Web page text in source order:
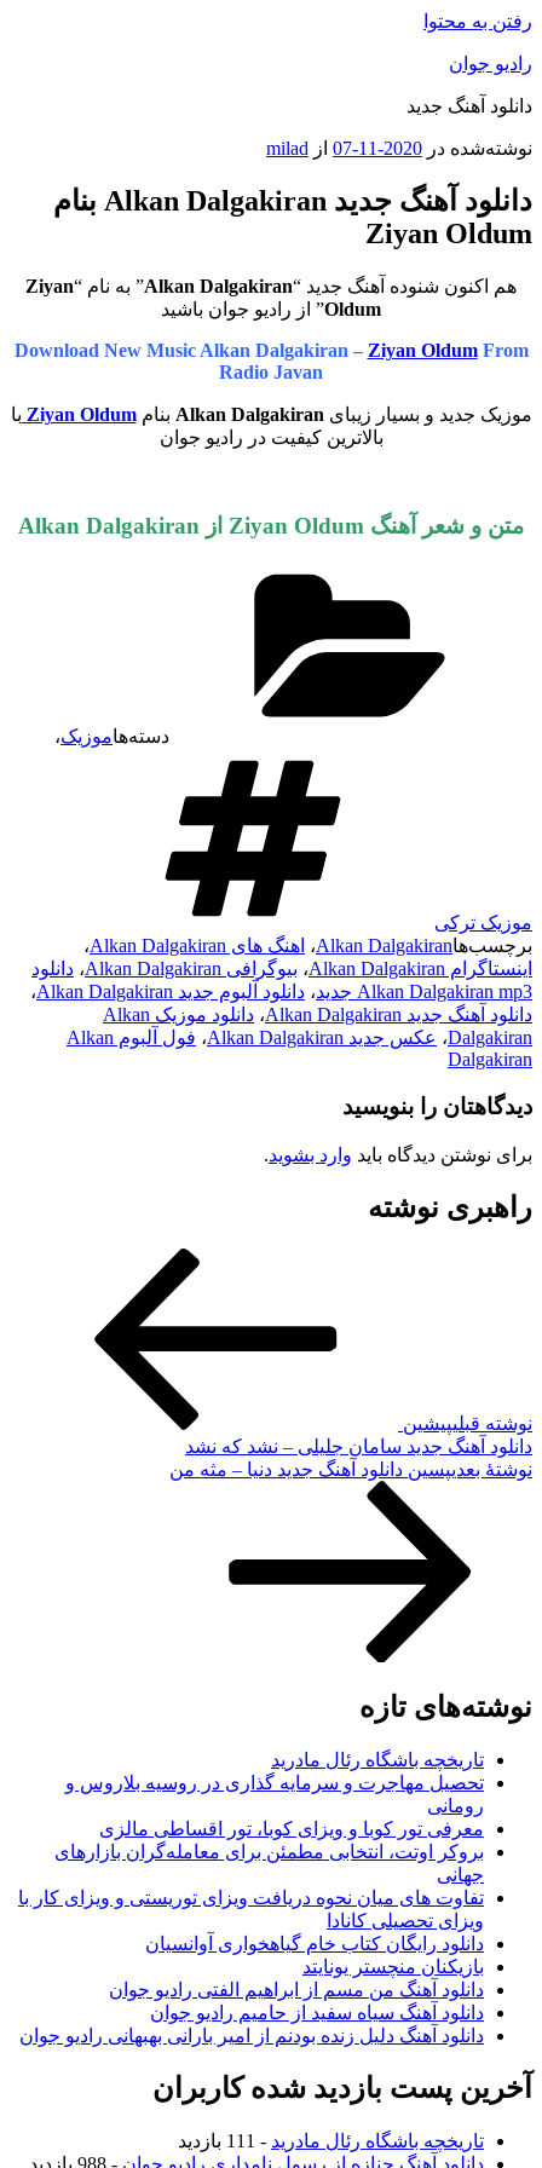
رفتن به محتوا
رادیو جوان
دانلود آهنگ جدید
نوشته‌شده در 2020-11-07 از milad
دانلود آهنگ جدید Alkan Dalgakiran بنام
Ziyan Oldum
هم اکنون شنوده آهنگ جدید “Alkan Dalgakiran” به نام “Ziyan
Oldum” از رادیو جوان باشید
Download New Music Alkan Dalgakiran – Ziyan OldumFrom
Radio Javan
موزیک جدید و بسیار زیبای Alkan Dalgakiran بنامZiyan Oldum با
بالاترین کیفیت در رادیو جوان
متن و شعر آهنگ Ziyan Oldum از Alkan Dalgakiran
دسته‌هاموزیک،
موزیک ترکی
برچسب‌هاAlkan Dalgakiran، اهنگ های Alkan Dalgakiran
،
اینستاگرام Alkan Dalgakiran
، بیوگرافی Alkan Dalgakiran ، دانلود
Alkan Dalgakiran mp3 جدید
، دانلود آلبوم جدید Alkan Dalgakiran
،
دانلود آهنگ جدید Alkan Dalgakiran
،
دانلود موزیک Alkan
Dalgakiran، عکس جدید Alkan Dalgakiran ،
فول آلبوم Alkan
Dalgakiran
دیدگاهتان را بنویسید
برای نوشتن دیدگاه باید وارد بشوید.
راهبری نوشته
نوشته قبلیپیشین
دانلود آهنگ جدید سامان جلیلی – نشد که نشد
نوشته‌ٔ بعدیپسین دانلود آهنگ جدید دنیا – مثه من
نوشته‌های تازه
تاریخچه باشگاه رئال مادرید
تحصیل مهاجرت و سرمایه گذاری در روسیه بلاروس و
رومانی
معرفی تور کوبا و ویزای کوبا، تور اقساطی مالزی
بروکر اوتت، انتخابی مطمئن برای معامله‌گران بازارهای
جهانی
تفاوت های میان نحوه دریافت ویزای توریستی و ویزای کار با
ویزای تحصیلی کانادا
دانلود رایگان کتاب خام گیاهخواری آوانسیان
بازیکنان منچستر یونایتد
دانلود آهنگ من مسم از ابراهیم الفتی رادیو جوان
دانلود آهنگ سیاه سفید از حامیم رادیو جوان
دانلود آهنگ دلیل زنده بودنم از امیر بارانی بهبهانی رادیو جوان
آخرین پست بازدید شده کاربران
تاریخچه باشگاه رئال مادرید - 111 بازدید